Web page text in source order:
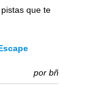
que te
por bñ